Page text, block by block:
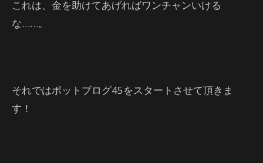
これは、金を助けてあげればワンチャンいける
な……。
それではポットブログ45をスタートさせて頂きま
す！